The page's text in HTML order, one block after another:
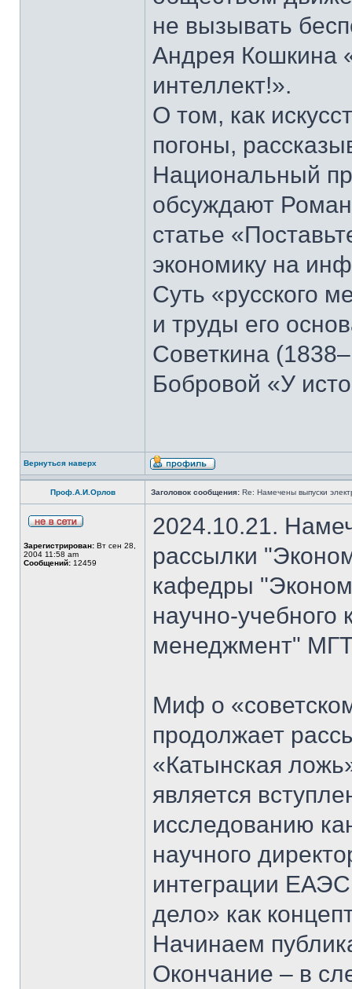
не вызывать
Андрея Кошкина
интеллект!».
О том, как
погоны,
Национальный
обсуждают
статье
экономику на
Суть «русского
и труды его
Советкина
Бобровой «У
Вернуться наверх
Проф.А.И.Орлов Заголовок сообщения: Re: Намечены выпуски
Зарегистрирован: Вт сен 28,
2004 11:58 am
Сообщений: 12459
2024.10.21.
рассылки
кафедры
научно-
менеджмент"
Миф о
продолжает
«Катынская
является
исследованию
научного
интеграции
дело» как
Начинаем
Окончание – в